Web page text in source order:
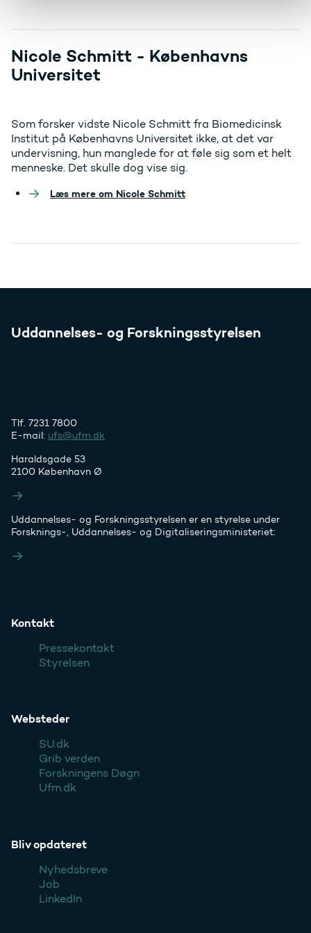
Nicole Schmitt - Københavns
Universitet
Som forsker vidste Nicole Schmitt fra Biomedicinsk
Institut på Københavns Universitet ikke, at det var
undervisning, hun manglede for at føle sig som et helt
menneske. Det skulle dog vise sig.
Læs mere om Nicole Schmitt
Uddannelses- og Forskningsstyrelsen
Tlf. 7231 7800
E-mail: ufs@ufm.dk
Haraldsgade 53
2100 København Ø
Uddannelses- og Forskningsstyrelsen er en styrelse under
Forsknings-, Uddannelses- og Digitaliseringsministeriet:
Kontakt
Pressekontakt
Styrelsen
Websteder
SU.dk
Grib verden
Forskningens Døgn
Ufm.dk
Bliv opdateret
Nyhedsbreve
Job
LinkedIn